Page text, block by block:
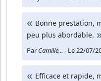
Bonne prestation,
peu plus abordable.
Par Camille... - Le 22/07/
Efficace et rapide,